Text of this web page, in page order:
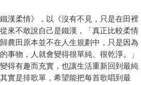
漢柔情》，以《沒有不見，只是在田裡
來不敢說自己是鐵漢，「真正比較柔情
農田原本並不在人生規劃中，只是因為
事物，人就會變得很單純、很乾淨。」
得有趣而充實，也讓生活重新回到最純
實是排歌單，希望能把每首歌唱到最